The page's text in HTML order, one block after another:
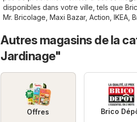
disponibles dans votre ville, tels que
Mr. Bricolage Maxi Bazar, Action IKEA
Autres magasins de la
Jardinage"
Offres Brico